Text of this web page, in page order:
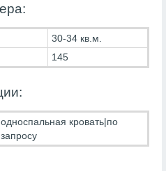
30-34 кв.м.
145
односпальная кровать|по
запросу